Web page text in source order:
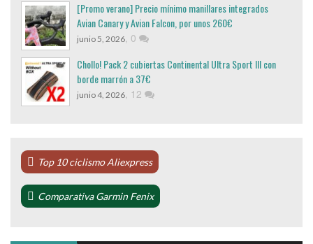
[Promo verano] Precio mínimo manillares integrados
Avian Canary y Avian Falcon, por unos 260€
junio 5, 2026, 0
Chollo! Pack 2 cubiertas Continental Ultra Sport III con
borde marrón a 37€
junio 4, 2026, 12
Top 10 ciclismo Aliexpress
Comparativa Garmin Fenix